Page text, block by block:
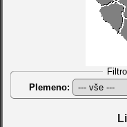
Plemeno: